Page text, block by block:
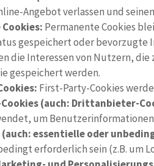
Angebot verlassen und
Permanente Cookies
gespeichert oder bevorzugte
die Interessen von Nutzern,
gespeichert werden.
First-Party-Cookies
(auch: Drittanbieter-
um
essentielle oder
erforderlich sein (z.B. um